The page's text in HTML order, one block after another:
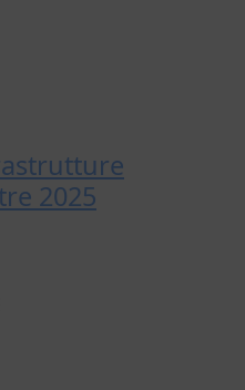
2025